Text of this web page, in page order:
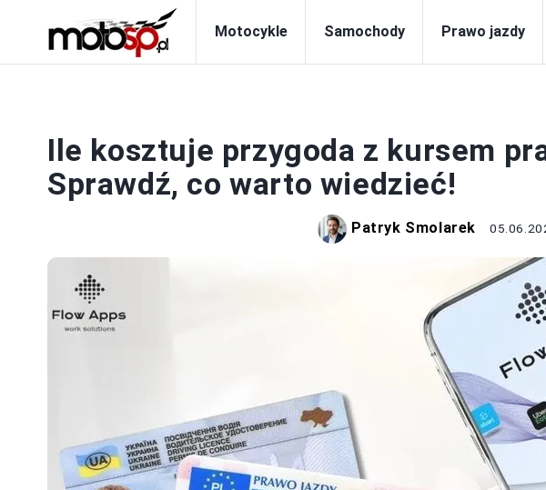
Motocykle Samochody Prawo jazdy
Ile kosztuje przygoda z kursem
Sprawdź, co warto wiedzieć!
Patryk Smolarek